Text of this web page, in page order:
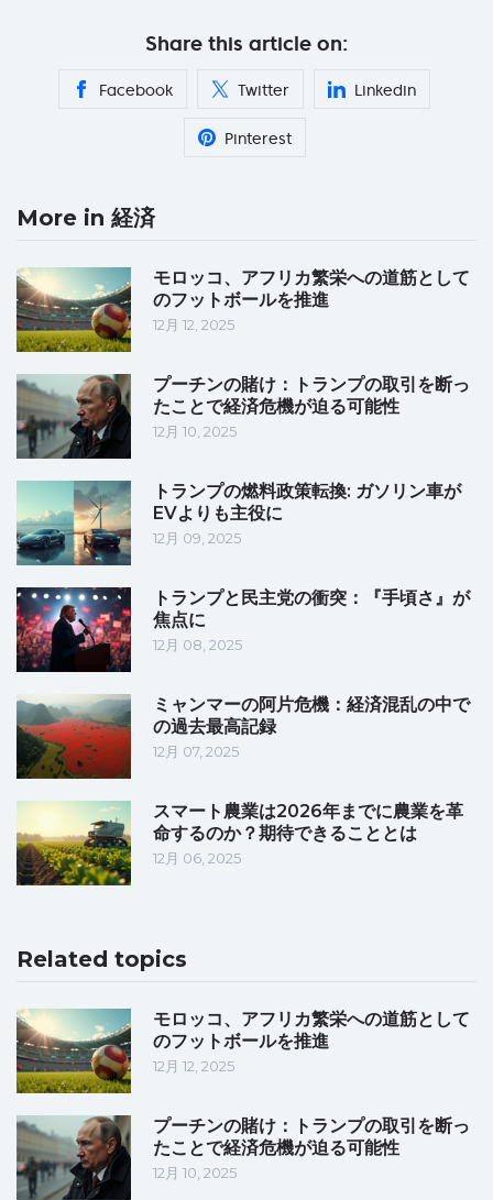
Share this article on:
Facebook Twitter Linkedin
Pinterest
More in 経済
モロッコ、アフリカ繁栄への道筋として
のフットボールを推進
12月 12, 2025
プーチンの賭け：トランプの取引を断っ
たことで経済危機が迫る可能性
12月 10, 2025
トランプの燃料政策転換: ガソリン車が
EVよりも主役に
12月 09, 2025
トランプと民主党の衝突：『手頃さ』が
焦点に
12月 08, 2025
ミャンマーの阿片危機：経済混乱の中で
の過去最高記録
12月 07, 2025
スマート農業は2026年までに農業を革
命するのか？期待できることとは
12月 06, 2025
Related topics
モロッコ、アフリカ繁栄への道筋として
のフットボールを推進
12月 12, 2025
プーチンの賭け：トランプの取引を断っ
たことで経済危機が迫る可能性
12月 10, 2025